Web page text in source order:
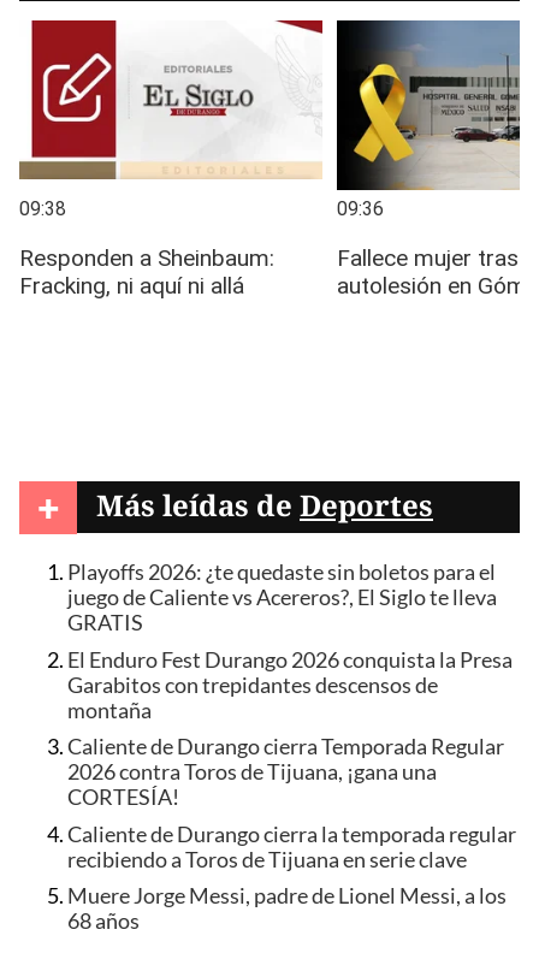
+ Más leídas de Deportes
Playoffs 2026: ¿te quedaste sin boletos para el
juego de Caliente vs Acereros?, El Siglo te lleva
GRATIS
El Enduro Fest Durango 2026 conquista la Presa
Garabitos con trepidantes descensos de
montaña
Caliente de Durango cierra Temporada Regular
2026 contra Toros de Tijuana, ¡gana una
CORTESÍA!
Caliente de Durango cierra la temporada regular
recibiendo a Toros de Tijuana en serie clave
Muere Jorge Messi, padre de Lionel Messi, a los
68 años